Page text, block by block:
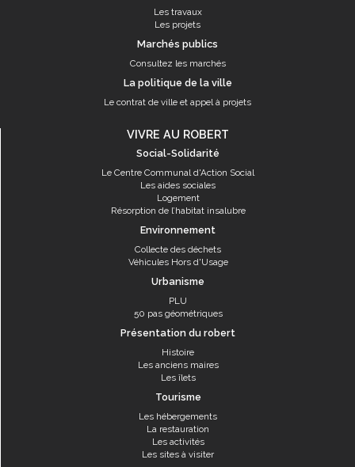
Les travaux
Les projets
Marchés publics
Consultez les marchés
La politique de la ville
Le contrat de ville et appel à projets
VIVRE AU ROBERT
Social-Solidarité
Le Centre Communal d'Action Social
Les aides sociales
Logement
Résorption de l’habitat insalubre
Environnement
Collecte des déchets
Véhicules Hors d'Usage
Urbanisme
PLU
50 pas géométriques
Présentation du robert
Histoire
Les anciens maires
Les îlets
Tourisme
Les hébergements
La restauration
Les activités
Les sites à visiter